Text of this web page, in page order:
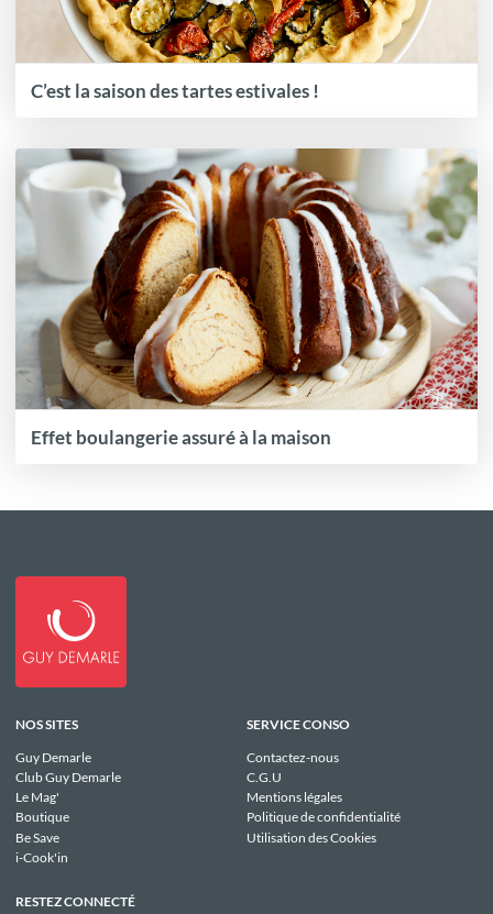
C’est la saison des tartes estivales !
Effet boulangerie assuré à la maison
NOS SITES
Guy Demarle
Club Guy Demarle
Le Mag'
Boutique
Be Save
i-Cook'in
SERVICE CONSO
Contactez-nous
C.G.U
Mentions légales
Politique de confidentialité
Utilisation des Cookies
RESTEZ CONNECTÉ